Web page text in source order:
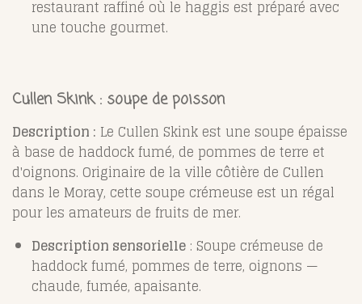
restaurant raffiné où le haggis est préparé avec
une touche gourmet.
Cullen Skink : soupe de poisson
Description : Le Cullen Skink est une soupe épaisse
à base de haddock fumé, de pommes de terre et
d'oignons. Originaire de la ville côtière de Cullen
dans le Moray, cette soupe crémeuse est un régal
pour les amateurs de fruits de mer.
Description sensorielle : Soupe crémeuse de
haddock fumé, pommes de terre, oignons —
chaude, fumée, apaisante.